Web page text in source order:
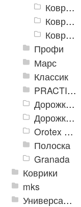
Ковролиновые дорожки «Rekord» 0,8м
Ковролиновые дорожки «Rekord» 1 м
Ковролиновые дорожки «Rekord» 1,2м
Профи
Марс
Классик
PRACTICAL
Дорожка влаговпитывающая Лидер XL
Дорожки «Фаворит»
Orotex GIN
Полоска
Granada
Коврики
mks
Универсальные модульные покрытия